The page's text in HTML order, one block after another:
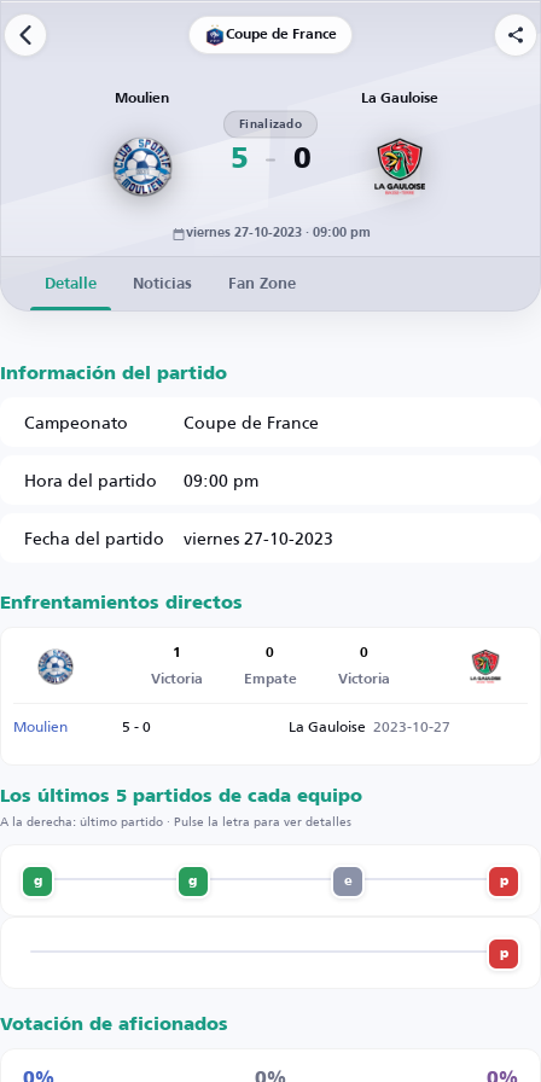
Coupe de France
Moulien
5
Finalizado
0
La Gauloise
viernes 27-10-2023 · 09:00 pm
Detalle Noticias Fan Zone
Información del partido
Campeonato
Coupe de France
Hora del partido
09:00 pm
Fecha del partido
viernes 27-10-2023
Enfrentamientos directos
1
Victoria
0
Empate
0
Victoria
Moulien 5 - 0 La Gauloise 2023-10-27
Los últimos 5 partidos de cada equipo
A la derecha: último partido · Pulse la letra para ver detalles
p
e
g
g
p
Votación de aficionados